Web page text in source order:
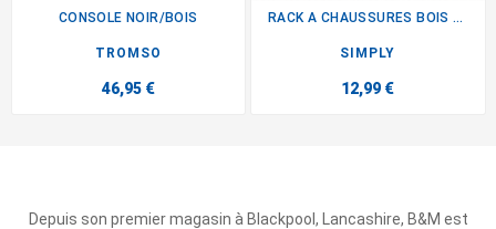
CONSOLE NOIR/BOIS
TROMSO
46,95 €
RACK A CHAUSSURES BOIS / BLANC
SIMPLY
12,99 €
Depuis son premier magasin à Blackpool, Lancashire, B&M est